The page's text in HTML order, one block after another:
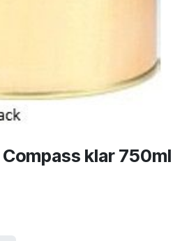
klar 750ml